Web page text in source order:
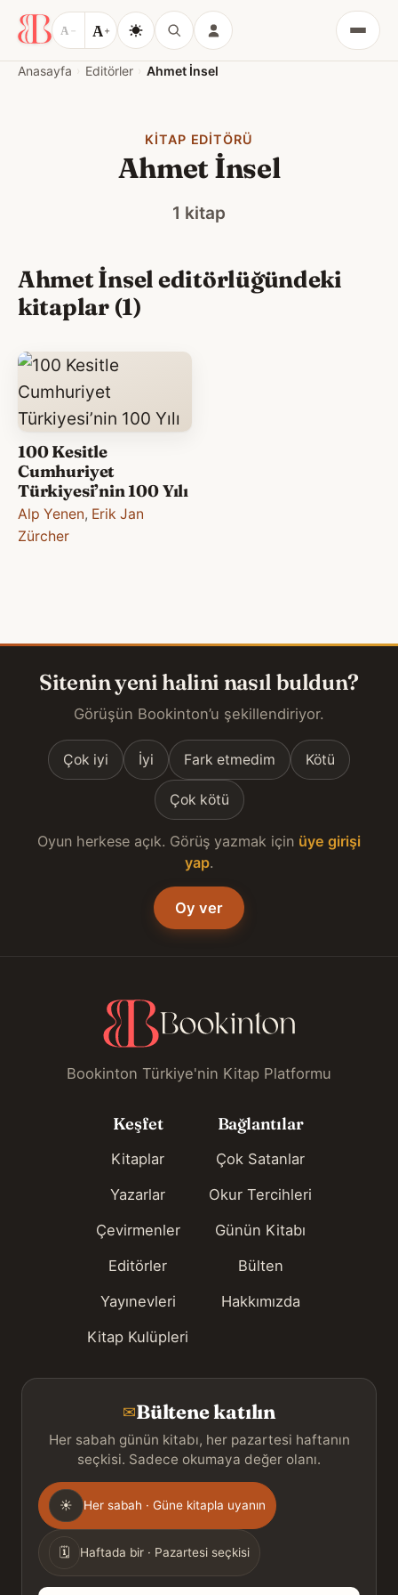
A − A+
Menü
Anasayfa Editörler Ahmet İnsel
KITAP EDITÖRÜ
Ahmet İnsel
1 kitap
Ahmet İnsel editörlüğündeki
kitaplar (1)
100 Kesitle
Cumhuriyet
Türkiyesi’nin 100 Yılı
Alp Yenen, Erik Jan
Zürcher
Sitenin yeni halini nasıl buldun?
Görüşün Bookinton’u şekillendiriyor.
Çok iyi İyi Fark etmedim Kötü
Çok kötü
Oyun herkese açık. Görüş yazmak için üye girişi
yap.
Oy ver
Bookinton Türkiye'nin Kitap Platformu
Keşfet
Kitaplar
Yazarlar
Çevirmenler
Editörler
Yayınevleri
Kitap Kulüpleri
Bağlantılar
Çok Satanlar
Okur Tercihleri
Günün Kitabı
Bülten
Hakkımızda
✉Bültene katılın
Her sabah günün kitabı, her pazartesi haftanın
seçkisi. Sadece okumaya değer olanı.
Gönderim
sıklığı
☀ Her sabah · Güne kitapla uyanın
🗓 Haftada bir · Pazartesi seçkisi